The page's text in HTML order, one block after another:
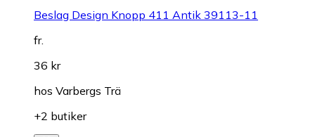
Beslag Design Knopp 411 Antik 39113-11
fr.
36 kr
hos Varbergs Trä
+2 butiker